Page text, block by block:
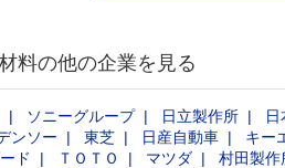
料の他の企業を見る
ソニーグループ 日立製作所 日
ンソー 東芝 日産自動車 キー
ド
ＴＯＴＯ マツダ 村田製作